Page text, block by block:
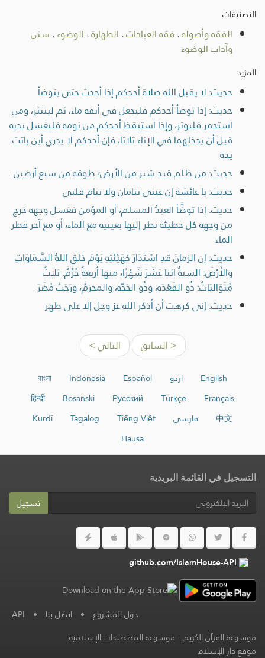
التصنيفات
الفقه وأصوله. فقه العبادات. الطهارة. الوضوء. سنن
وآداب الوضوء
المزيد
حديث: لا يقبل الله صلاة أحدكم إذا أحدث حتى يتوضأ
حديث: إذا توضأ أحدكم فليجعل في أنفه ماء، ثم لينتثر، ومن
استجمر فليوتر، وإذا استيقظ أحدكم من نومه فليغسل يديه
قبل أن يدخلهما في الإناء ثلاثا، فإن أحدكم لا يدري أين باتت
يده
حديث: من ظلم قيد شبر من الأرض؛ طوقه من سبع أرضين
حديث: يا عائشة إن عيني تنامان ولا ينام قلبي
حديث: إذا توضَّأ العبدُ المسلم، أو المؤمن فغسل وجهه خرج
من وجهه كل خطيئة نظر إليها بعينيه مع الماء، أو مع آخر قطر
الماء
حديث: إن الزمانَ قَدِ اسْتَدَارَ كَهَيْئَتِهِ يَوْمَ خَلَقَ اللهُ السَّمَاوَاتِ
والأَرْضَ: السنةُ اثنا عَشَرَ شَهْرًا، منها أربعةٌ حُرُمٌ: ثلاثٌ
مُتَوَالِيَاتٌ: ذُو القَعْدَةِ، وذُو الحَجَّةِ، والمحرمُ، ورَجَبُ مُضَرَ
حديث: إني كرهت أن أذكر الله عز وجل إلا على طهر
< السابق التالي >
English اردو Español
Indonesia
বাংলা
Français
Türkçe
Русский
Bosanski
हिन्दी
中文
فارسی Tiếng Việt
Tagalog
Kurdî
Hausa
التسجيل في القائمة البريدية
تسجيل
github.com/IslamHouse-API
حول المشروع • اتصل بنا •
API
موسوعة القرآن الكريم-موسوعة المصطلحات الإسلامية
موقع دار الإسلام